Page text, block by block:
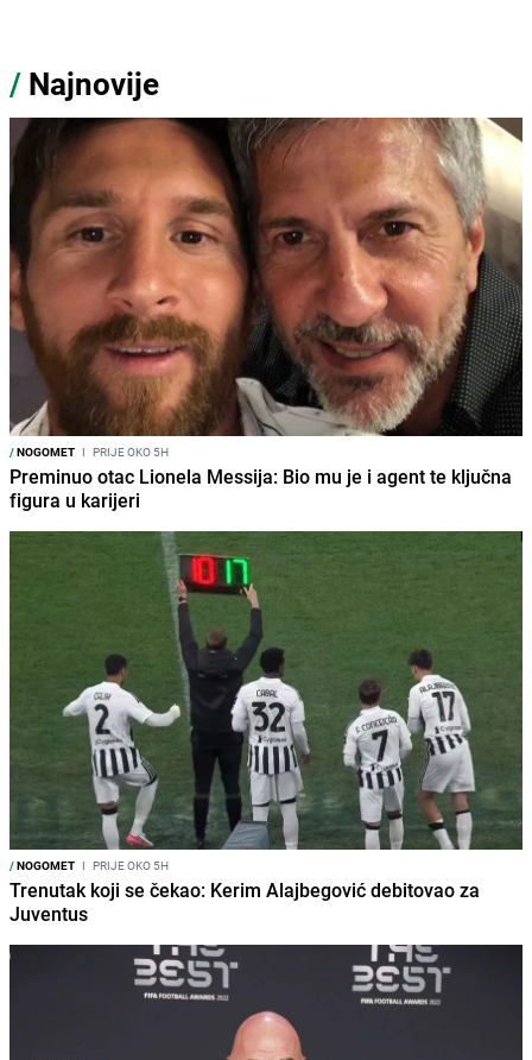
/ Najnovije
/NOGOMET I PRIJE OKO 5H
Preminuo otac Lionela Messija: Bio mu je i agent te ključna
figura u karijeri
/NOGOMET I PRIJE OKO 5H
Trenutak koji se čekao: Kerim Alajbegović debitovao za
Juventus